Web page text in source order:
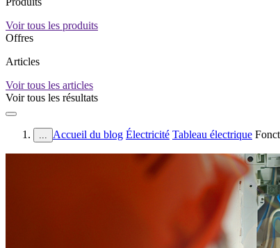
Voir tous les produits
Offres
Articles
Voir tous les articles
Voir tous les résultats
... Accueil du blog Électricité Tableau électrique